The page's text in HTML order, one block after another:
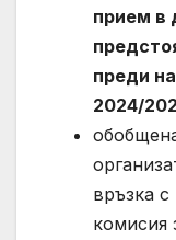
прием в
преди
2024/
връзка
комисия